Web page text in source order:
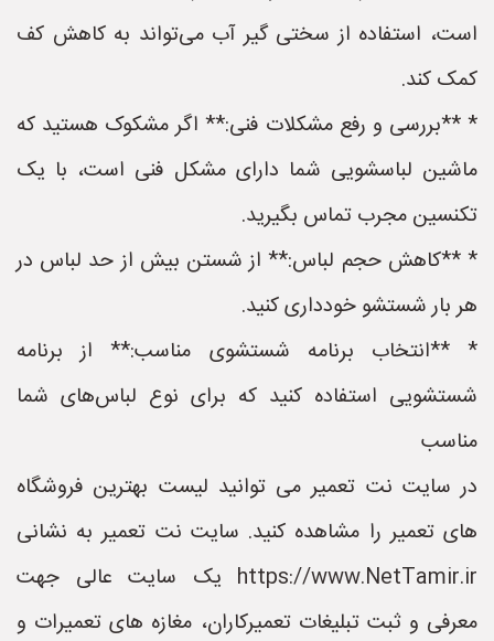
است، استفاده از سختی گیر آب می‌تواند به کاهش کف
کمک کند.
* **بررسی و رفع مشکلات فنی:** اگر مشکوک هستید که
ماشین لباسشویی شما دارای مشکل فنی است، با یک
تکنسین مجرب تماس بگیرید.
* **کاهش حجم لباس:** از شستن بیش از حد لباس در
هر بار شستشو خودداری کنید.
* **انتخاب برنامه شستشوی مناسب:** از برنامه
شستشویی استفاده کنید که برای نوع لباس‌های شما
مناسب
در سایت نت تعمیر می توانید لیست بهترین فروشگاه
های تعمیر را مشاهده کنید. سایت نت تعمیر به نشانی
https://www.NetTamir.ir یک سایت عالی جهت
معرفی و ثبت تبلیغات تعمیرکاران، مغازه های تعمیرات و